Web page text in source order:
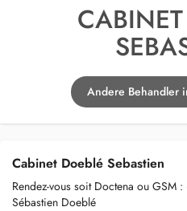
Andere Behandler
Cabinet Doeblé Sebastien
Rendez-vous soit Doctena ou
Sébastien Doeblé